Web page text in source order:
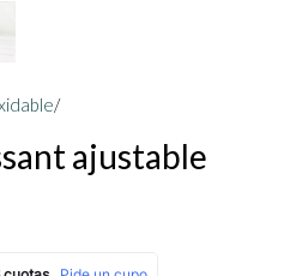
/
ajustable